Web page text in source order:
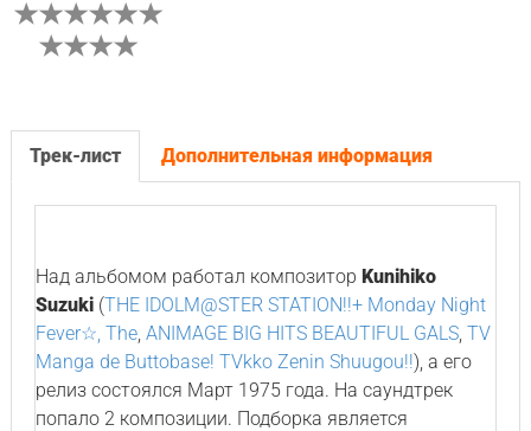
Трек-лист Дополнительная информация
Над альбомом работал композитор Kunihiko
Suzuki(THE IDOLM@STER STATION!!+ Monday Night
Fever☆, The, ANIMAGE BIG HITS BEAUTIFUL GALS, TV
Manga de Buttobase! TVkko Zenin Shuugou!!), а его
релиз состоялся Март 1975 года. На саундтрек
попало 2 композиции. Подборка является